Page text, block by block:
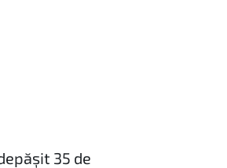
35 de